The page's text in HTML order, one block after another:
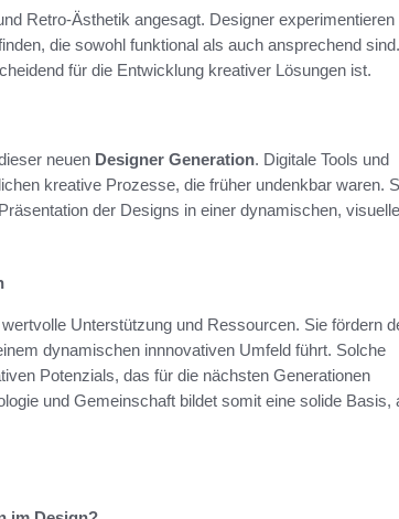
Retro-Ästhetik angesagt. Designer experimentieren
die sowohl funktional als auch ansprechend
für die Entwicklung kreativer Lösungen ist.
neuen Designer Generation. Digitale Tools und
kreative Prozesse, die früher undenkbar waren.
der Designs in einer dynamischen,
Unterstützung und Ressourcen. Sie fördern
dynamischen innnovativen Umfeld führt. Solche
Potenzials, das für die nächsten Generationen
und Gemeinschaft bildet somit eine solide Basis,